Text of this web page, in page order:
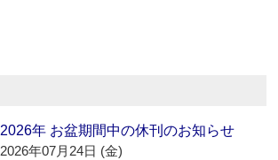
2026年 お盆期間中の休刊のお知らせ
2026年07月24日 (金)